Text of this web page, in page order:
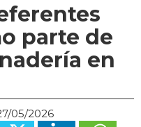
parte de
en
05/2026